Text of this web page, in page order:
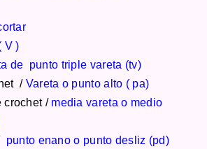
V )
de punto triple vareta (tv)
/Vareta o punto alto ( pa)
crochet / media vareta o medio
punto enano o punto desliz (pd)